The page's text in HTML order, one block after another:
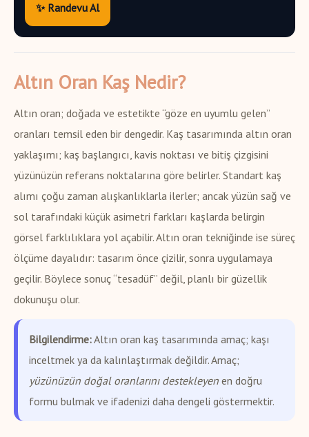
✨ Randevu Al
Altın Oran Kaş Nedir?
Altın oran; doğada ve estetikte “göze en uyumlu gelen”
oranları temsil eden bir dengedir. Kaş tasarımında altın oran
yaklaşımı; kaş başlangıcı, kavis noktası ve bitiş çizgisini
yüzünüzün referans noktalarına göre belirler. Standart kaş
alımı çoğu zaman alışkanlıklarla ilerler; ancak yüzün sağ ve
sol tarafındaki küçük asimetri farkları kaşlarda belirgin
görsel farklılıklara yol açabilir. Altın oran tekniğinde ise süreç
ölçüme dayalıdır: tasarım önce çizilir, sonra uygulamaya
geçilir. Böylece sonuç “tesadüf” değil, planlı bir güzellik
dokunuşu olur.
Bilgilendirme:Altın oran kaş tasarımında amaç; kaşı
inceltmek ya da kalınlaştırmak değildir. Amaç;
yüzünüzün doğal oranlarını destekleyen en doğru
formu bulmak ve ifadenizi daha dengeli göstermektir.